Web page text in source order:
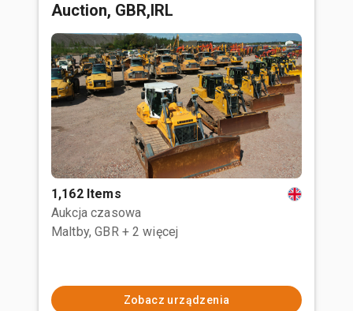
Auction, GBR,IRL
1,162 Items
Aukcja czasowa
Maltby, GBR + 2 więcej
Zobacz urządzenia